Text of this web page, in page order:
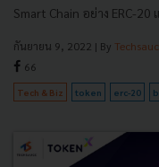
Smart Chain อย่าง ERC-20
กันยายน 9, 2022 | By
66
Tech & Biz token erc-20